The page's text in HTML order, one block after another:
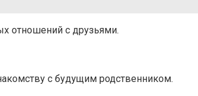
отношений с друзьями.
с будущим родственником.